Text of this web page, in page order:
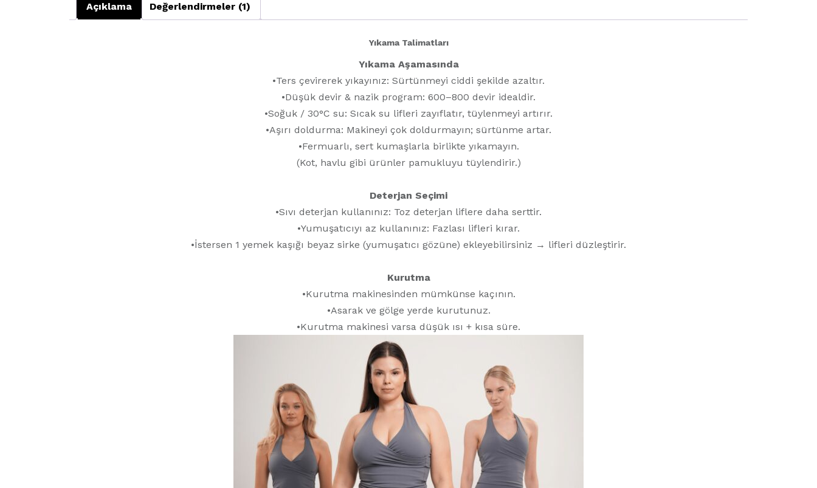
Açıklama Değerlendirmeler (1)
Yıkama Talimatları
Yıkama Aşamasında
•Ters çevirerek yıkayınız: Sürtünmeyi ciddi şekilde azaltır.
•Düşük devir & nazik program: 600–800 devir idealdir.
•Soğuk / 30°C su: Sıcak su lifleri zayıflatır, tüylenmeyi artırır.
•Aşırı doldurma: Makineyi çok doldurmayın; sürtünme artar.
•Fermuarlı, sert kumaşlarla birlikte yıkamayın.
(Kot, havlu gibi ürünler pamukluyu tüylendirir.)
Deterjan Seçimi
•Sıvı deterjan kullanınız: Toz deterjan liflere daha serttir.
•Yumuşatıcıyı az kullanınız: Fazlası lifleri kırar.
•İstersen 1 yemek kaşığı beyaz sirke (yumuşatıcı gözüne) ekleyebilirsiniz → lifleri düzleştirir.
Kurutma
•Kurutma makinesinden mümkünse kaçının.
•Asarak ve gölge yerde kurutunuz.
•Kurutma makinesi varsa düşük ısı + kısa süre.